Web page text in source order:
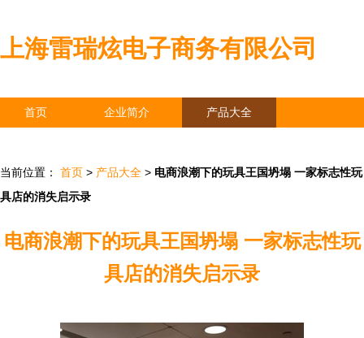
上海雷瑞炫电子商务有限公司
首页 企业简介 产品大全
当前位置： 首页 > 产品大全 > 电商浪潮下的玩具王国坍塌 一家标志性玩
具店的消失启示录
电商浪潮下的玩具王国坍塌 一家标志性玩
具店的消失启示录